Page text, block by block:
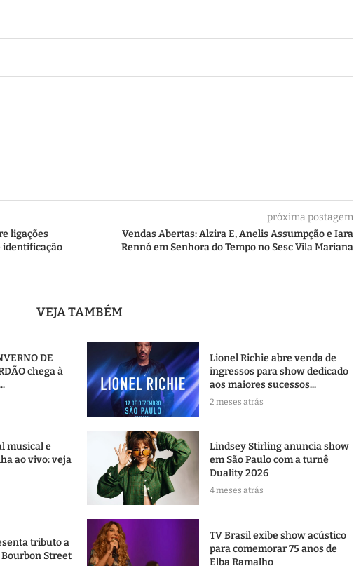
ligações
identificação
próxima postagem
Vendas Abertas: Alzira E, Anelis Assumpção e Iara
Rennó em Senhora do Tempo no Sesc Vila Mariana
VEJA TAMBÉM
DE
chega à
Lionel Richie abre venda de
ingressos para show dedicado
aos maiores sucessos...
2 meses atrás
musical e
ao vivo: veja
Lindsey Stirling anuncia show
em São Paulo com a turnê
Duality 2026
4 meses atrás
tributo a
Street
TV Brasil exibe show acústico
para comemorar 75 anos de
Elba Ramalho